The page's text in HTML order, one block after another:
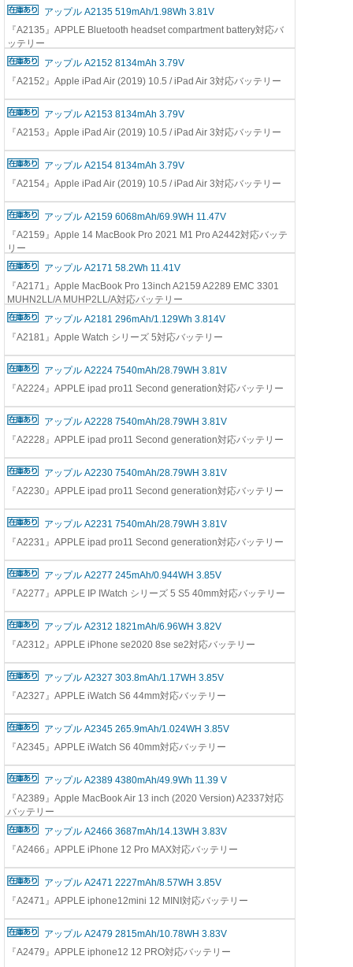
アップル A2135 519mAh/1.98Wh 3.81V
『A2135』APPLE Bluetooth headset compartment battery対応バ
ッテリー
アップル A2152 8134mAh 3.79V
『A2152』Apple iPad Air (2019) 10.5 / iPad Air 3対応バッテリー
アップル A2153 8134mAh 3.79V
『A2153』Apple iPad Air (2019) 10.5 / iPad Air 3対応バッテリー
アップル A2154 8134mAh 3.79V
『A2154』Apple iPad Air (2019) 10.5 / iPad Air 3対応バッテリー
アップル A2159 6068mAh/69.9WH 11.47V
『A2159』Apple 14 MacBook Pro 2021 M1 Pro A2442対応バッテ
リー
アップル A2171 58.2Wh 11.41V
『A2171』Apple MacBook Pro 13inch A2159 A2289 EMC 3301
MUHN2LL/A MUHP2LL/A対応バッテリー
アップル A2181 296mAh/1.129Wh 3.814V
『A2181』Apple Watch シリーズ 5対応バッテリー
アップル A2224 7540mAh/28.79WH 3.81V
『A2224』APPLE ipad pro11 Second generation対応バッテリー
アップル A2228 7540mAh/28.79WH 3.81V
『A2228』APPLE ipad pro11 Second generation対応バッテリー
アップル A2230 7540mAh/28.79WH 3.81V
『A2230』APPLE ipad pro11 Second generation対応バッテリー
アップル A2231 7540mAh/28.79WH 3.81V
『A2231』APPLE ipad pro11 Second generation対応バッテリー
アップル A2277 245mAh/0.944WH 3.85V
『A2277』APPLE IP IWatch シリーズ 5 S5 40mm対応バッテリー
アップル A2312 1821mAh/6.96WH 3.82V
『A2312』APPLE iPhone se2020 8se se2対応バッテリー
アップル A2327 303.8mAh/1.17WH 3.85V
『A2327』APPLE iWatch S6 44mm対応バッテリー
アップル A2345 265.9mAh/1.024WH 3.85V
『A2345』APPLE iWatch S6 40mm対応バッテリー
アップル A2389 4380mAh/49.9Wh 11.39 V
『A2389』Apple MacBook Air 13 inch (2020 Version) A2337対応
バッテリー
アップル A2466 3687mAh/14.13WH 3.83V
『A2466』APPLE iPhone 12 Pro MAX対応バッテリー
アップル A2471 2227mAh/8.57WH 3.85V
『A2471』APPLE iphone12mini 12 MINI対応バッテリー
アップル A2479 2815mAh/10.78WH 3.83V
『A2479』APPLE iphone12 12 PRO対応バッテリー